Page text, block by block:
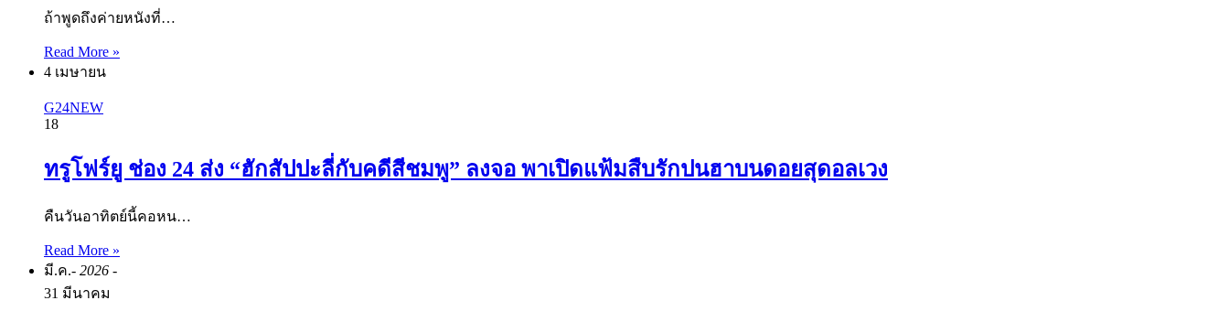
ถ้าพูดถึงค่ายหนังที่…
Read More »
4 เมษายน
G24NEW
18
ทรูโฟร์ยู ช่อง 24 ส่ง “ฮักสัปปะลี่กับคดีสีชมพู” ลงจอ พาเปิดแฟ้มสืบรักปนฮาบนดอยสุดอลเวง
คืนวันอาทิตย์นี้คอหน…
Read More »
มี.ค.- 2026 -
31 มีนาคม